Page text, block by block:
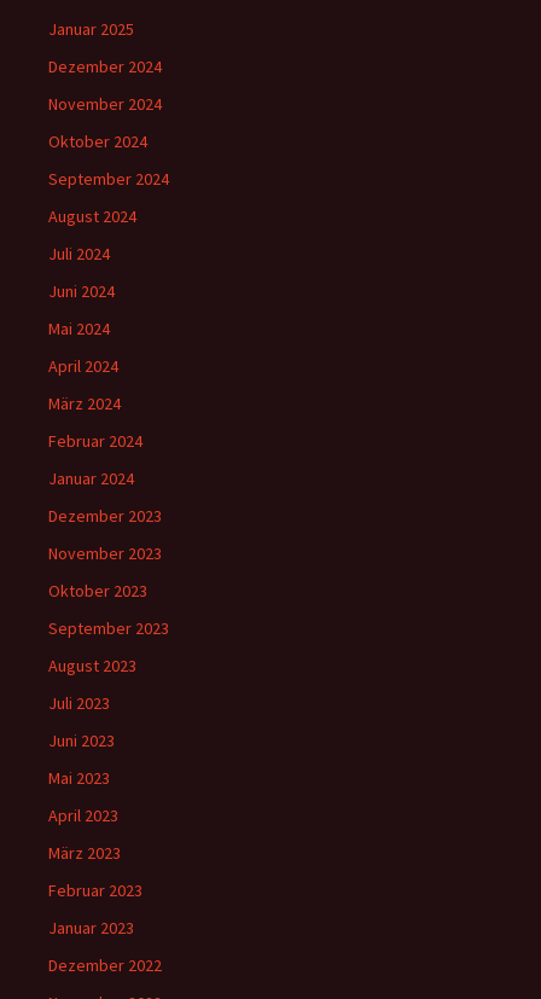
Januar 2025
Dezember 2024
November 2024
Oktober 2024
September 2024
August 2024
Juli 2024
Juni 2024
Mai 2024
April 2024
März 2024
Februar 2024
Januar 2024
Dezember 2023
November 2023
Oktober 2023
September 2023
August 2023
Juli 2023
Juni 2023
Mai 2023
April 2023
März 2023
Februar 2023
Januar 2023
Dezember 2022